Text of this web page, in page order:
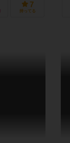
7
持ってる